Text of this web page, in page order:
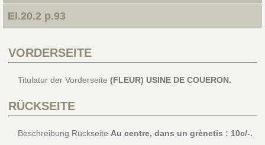
El.20.2 p.93
VORDERSEITE
Titulatur der Vorderseite (FLEUR) USINE DE COUERON.
RÜCKSEITE
Beschreibung Rückseite Au centre, dans un grènetis : 10c/-.